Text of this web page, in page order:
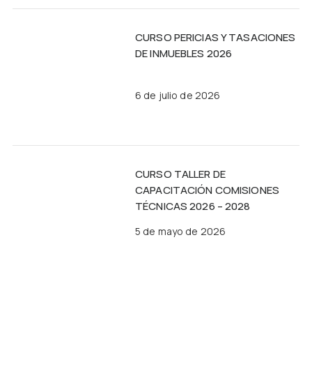
CURSO PERICIAS Y TASACIONES
DE INMUEBLES 2026
6 de julio de 2026
CURSO TALLER DE
CAPACITACIÓN COMISIONES
TÉCNICAS 2026 – 2028
5 de mayo de 2026